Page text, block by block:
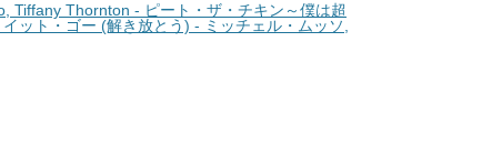
Tiffany Thornton - ピート・ザ・チキン～僕は超
ット・ゴー (解き放とう) - ミッチェル・ムッソ,